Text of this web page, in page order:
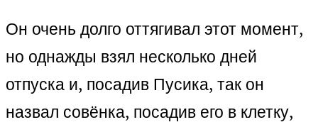
Он очень долго оттягивал этот момент,
но однажды взял несколько дней
отпуска и, посадив Пусика, так он
назвал совёнка, посадив его в клетку,